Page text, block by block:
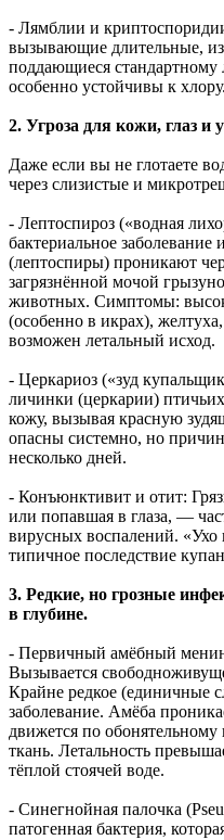
- Лямблии и
вызывающие длительные,
поддающиеся
особенно устойчивы к хлору.
2. Угроза для кожи, глаз
Даже если вы не глотаете
через слизистые и
- Лептоспироз («водная
бактериальное
(лептоспиры) проникают
загрязнённой мочой
животных. Симптомы:
(особенно в икрах),
возможен летальный исход.
- Церкариоз («зуд
личинки (церкарии)
кожу, вызывая красную
опасны системно, но
несколько дней.
- Конъюнктивит и отит:
или попавшая в глаза, —
вирусных воспалений.
типичное последствие
3. Редкие, но грозные
в глубине.
- Первичный амёбный
Вызывается
Крайне редкое (единичные
заболевание. Амёба
движется по обонятельному
ткань. Летальность
тёплой стоячей воде.
- Синегнойная палочка
патогенная бактерия,